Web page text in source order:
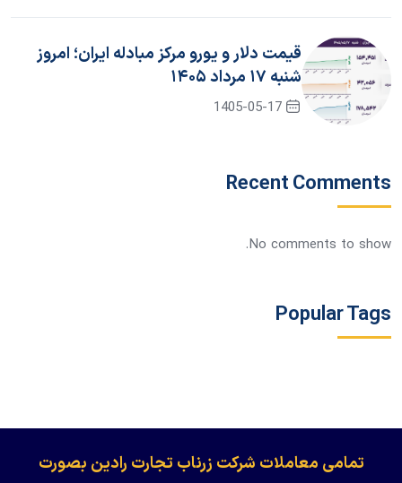
قیمت دلار و یورو مرکز مبادله ایران؛ امروز
شنبه ۱۷ مرداد ۱۴۰۵
1405-05-17
Recent Comments
No comments to show.
Popular Tags
​​​​​​تمامی معاملات شرکت زرناب تجارت رادین بصورت